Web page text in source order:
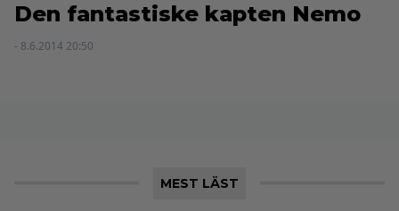
Den fantastiske kapten Nemo
- 8.6.2014 20:50
MEST LÄST